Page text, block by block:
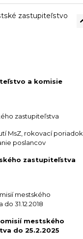
zastupiteľstvo
a komisie
zastupiteľstva
MsZ, rokovací poriadok
poslancov
zastupiteľstva
mestského
31.12.2018
mestského
do 25.2.2025